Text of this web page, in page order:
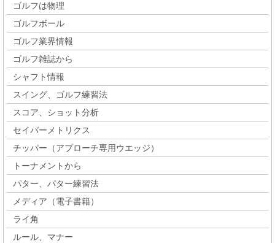
ゴルフは物理
ゴルフボール
ゴルフ業界情報
ゴルフ雑誌から
シャフト情報
スイング、ゴルフ練習法
スコア、ショット分析
セイバーメトリクス
チッパー（アプローチ専用ウエッジ）
トーナメントから
パター、パター練習法
メディア（電子書籍）
ライ角
ルール、マナー